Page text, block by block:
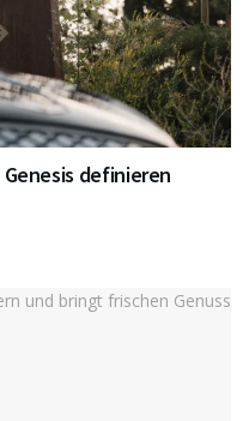
Genesis definieren